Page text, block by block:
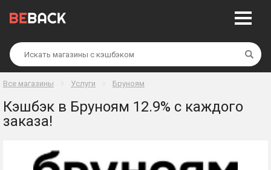
Все магазины Услуги Бруноям
Кэшбэк в Бруноям 12.9% с каждого
заказа!